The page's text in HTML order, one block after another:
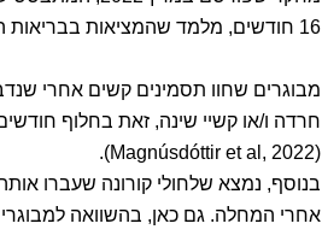
16 חודשים, מלמד שהמציאות בבריאות הנפש אחרי הקורונה לא משהו:
מבוגרים שחוו תסמינים קשים אחרי
חרדה ו/או קשיי שינה, זאת בחלוף
(Magnúsdóttir et al, 2022).
בנוסף, נמצא שלחולי קורונה שעברו
אחרי המחלה. גם כאן, בהשוואה